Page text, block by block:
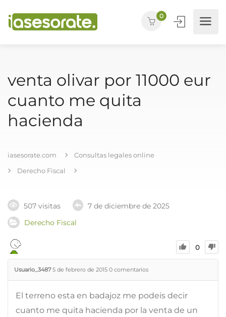
0
venta olivar por 11000 eur
cuanto me quita
hacienda
iasesorate.com
Consultas legales online
Derecho Fiscal
507 visitas
7 de diciembre de 2025
Derecho Fiscal
0
Usuario_3487 5 de febrero de 2015 0 comentarios
El terreno esta en badajoz me podeis decir
cuanto me quita hacienda por la venta de un